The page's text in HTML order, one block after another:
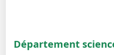
Département